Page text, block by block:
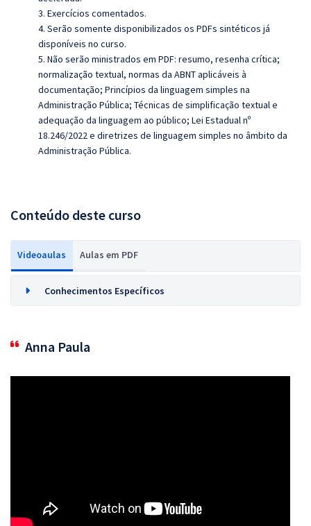
3. Exercícios comentados.
4. Serão somente disponibilizados os PDFs sintéticos já
disponíveis no curso.
5. Não serão ministrados em PDF: resumo, resenha crítica;
normalização textual, normas da ABNT aplicáveis à
documentação; Princípios da linguagem simples na
Administração Pública; Técnicas de simplificação textual e
adequação da linguagem ao público; Lei Estadual nº
18.246/2022 e diretrizes de linguagem simples no âmbito da
Administração Pública.
Conteúdo deste curso
Videoaulas Aulas em PDF
Conhecimentos Específicos
Anna Paula